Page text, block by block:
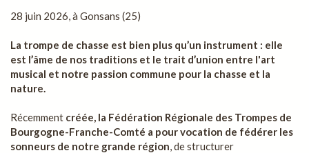
28 juin 2026, à Gonsans (25)
La trompe de chasse est bien plus qu’un instrument : elle
est l’âme de nos traditions et le trait d’union entre l'art
musical et notre passion commune pour la chasse et la
nature.
Récemment créée, la Fédération Régionale des Trompes de
Bourgogne-Franche-Comté a pour vocation de fédérer les
sonneurs de notre grande région, de structurer